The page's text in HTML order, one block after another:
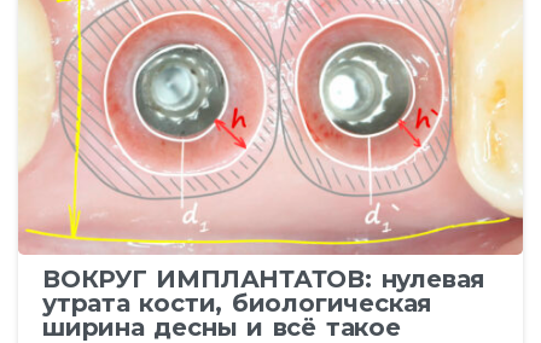
ВОКРУГ ИМПЛАНТАТОВ: нулевая
утрата кости, биологическая
ширина десны и всё такое